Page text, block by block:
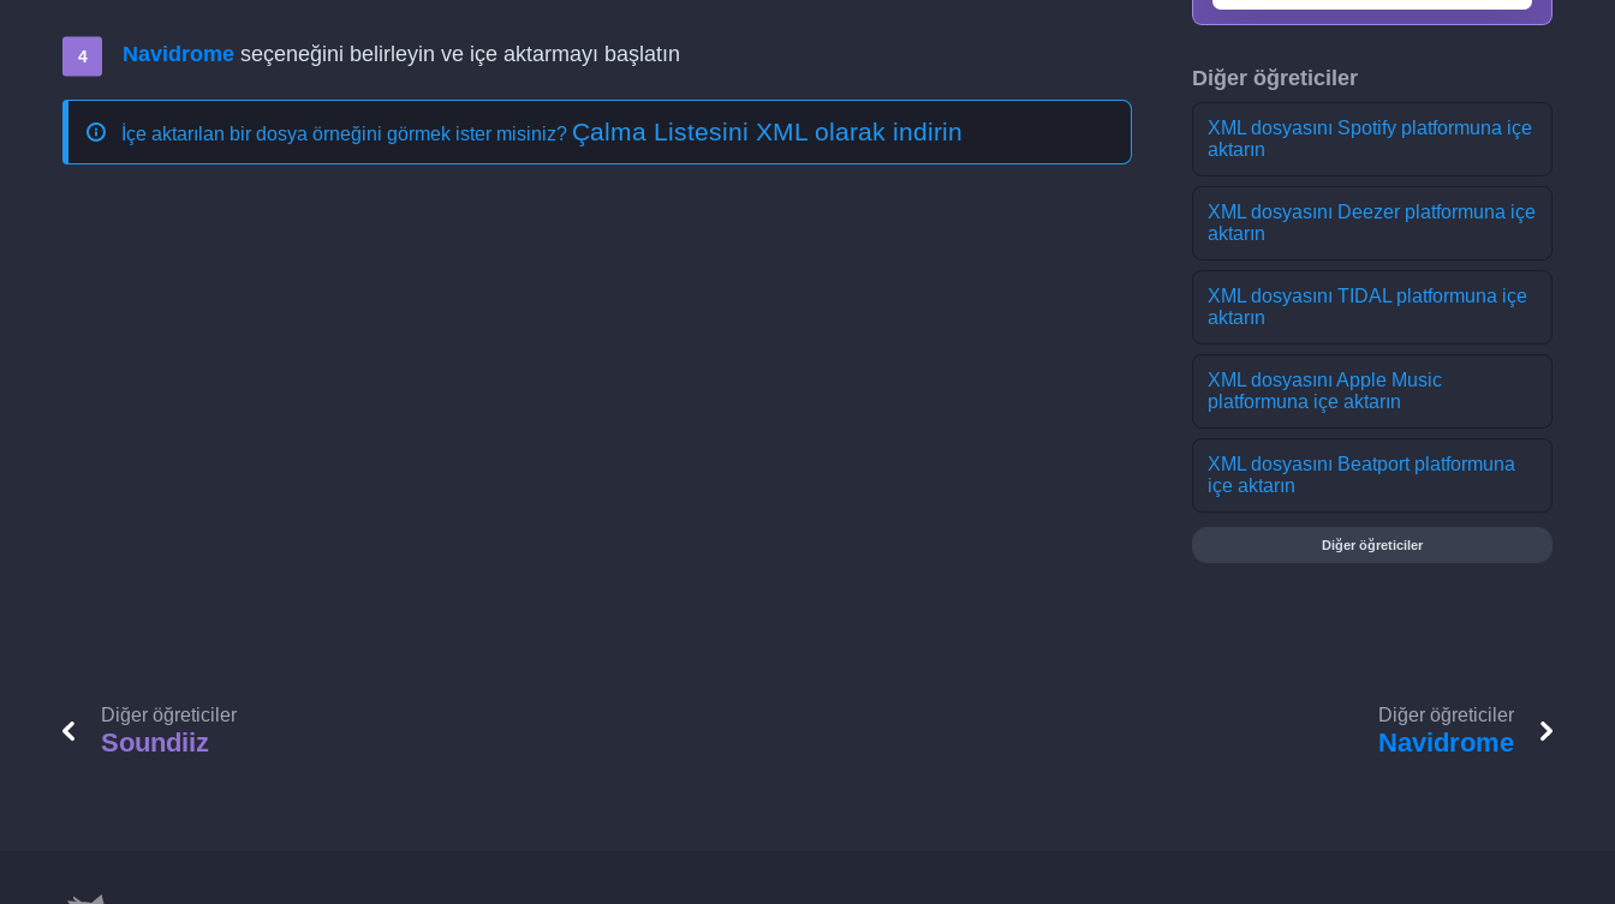
Navidrome seçeneğini belirleyin ve içe aktarmayı başlatın
İçe aktarılan bir dosya örneğini görmek ister misiniz? Çalma Listesini XML olarak indirin
Diğer öğreticiler
XML dosyasını Spotify platformuna içe
aktarın
XML dosyasını Deezer platformuna içe
aktarın
XML dosyasını TIDAL platformuna içe
aktarın
XML dosyasını Apple Music
platformuna içe aktarın
XML dosyasını Beatport platformuna
içe aktarın
Diğer öğreticiler
Diğer öğreticiler
Soundiiz
Diğer öğreticiler
Navidrome